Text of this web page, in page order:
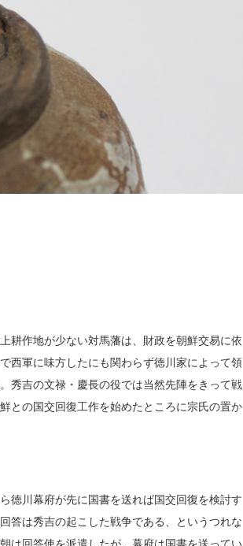
耕作地が少ない対馬藩は、財政を朝鮮交易に依
西軍に味方したにも関わらず徳川家によって領
秀吉の文禄・慶長の役では当然先陣をきって戦
との国交回復工作を始めたところに宗氏の置か
徳川幕府が先に国書を送れば国交回復を検討す
答は秀吉の起こした戦争である、というつれな